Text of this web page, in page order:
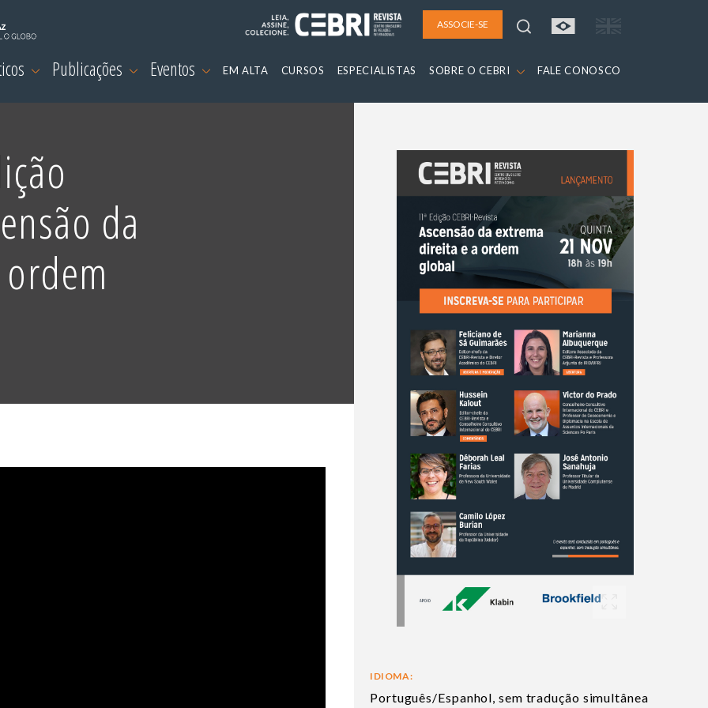
ASSOCIE-SE
Publicações Eventos EM ALTA CURSOS ESPECIALISTAS SOBRE O CEBRI FALE CONOSCO
da
IDIOMA:
Português/Espanhol, sem tradução simultânea